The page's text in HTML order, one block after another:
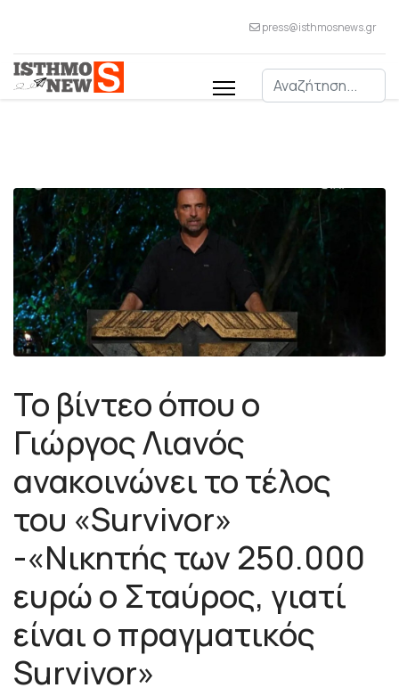
press@isthmosnews.gr
Αναζήτηση
Το βίντεο όπου ο
Γιώργος Λιανός
ανακοινώνει το τέλος
του «Survivor»
-«Νικητής των 250.000
ευρώ ο Σταύρος, γιατί
είναι ο πραγματικός
Survivor»